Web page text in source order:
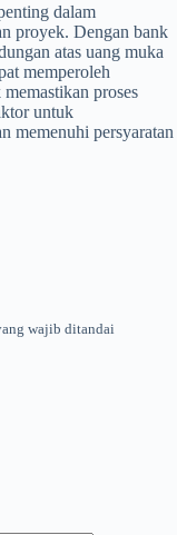
dalam
proyek. Dengan bank
atas uang muka
memperoleh
proses
untuk
memenuhi persyaratan
wajib ditandai